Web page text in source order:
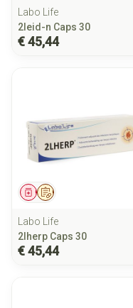
Labo Life
2leid-n Caps 30
€ 45,44
Op voorschrift
Geneesmiddel
Labo Life
2lherp Caps 30
€ 45,44